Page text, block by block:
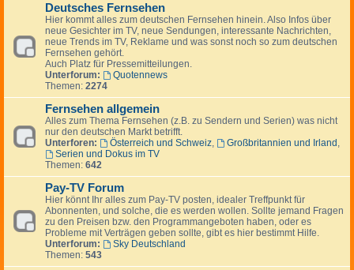
Deutsches Fernsehen
Hier kommt alles zum deutschen Fernsehen hinein. Also Infos über
neue Gesichter im TV, neue Sendungen, interessante Nachrichten,
neue Trends im TV, Reklame und was sonst noch so zum deutschen
Fernsehen gehört.
Auch Platz für Pressemitteilungen.
Unterforum:
Quotennews
Themen: 2274
Fernsehen allgemein
Alles zum Thema Fernsehen (z.B. zu Sendern und Serien) was nicht
nur den deutschen Markt betrifft.
Unterforen:
Österreich und Schweiz, Großbritannien und Irland,
Serien und Dokus im TV
Themen: 642
Pay-TV Forum
Hier könnt Ihr alles zum Pay-TV posten, idealer Treffpunkt für
Abonnenten, und solche, die es werden wollen. Sollte jemand Fragen
zu den Preisen bzw. den Programmangeboten haben, oder es
Probleme mit Verträgen geben sollte, gibt es hier bestimmt Hilfe.
Unterforum:
Sky Deutschland
Themen: 543